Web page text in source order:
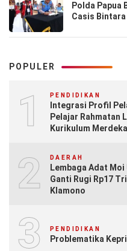
Polda Papua
Casis
POPULER
1 PENDIDIKAN
Integrasi Profil
Pelajar Rahmatan
Kurikulum
2 DAERAH
Lembaga Adat
Ganti Rugi Rp17
Klamono
3 PENDIDIKAN
Problematika